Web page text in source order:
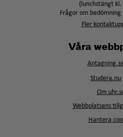
(lunchstängt kl.
Frågor om
Fler
Våra
Studera.nu
Om
Webbplatsens
Hantera